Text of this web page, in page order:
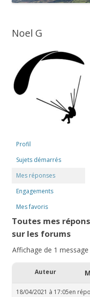
Noel G
Profil
Sujets démarrés
Mes réponses
Engagements
Mes favoris
Toutes mes
sur les forums
Affichage de 1
Auteur
18/04/2021 à 17:05en